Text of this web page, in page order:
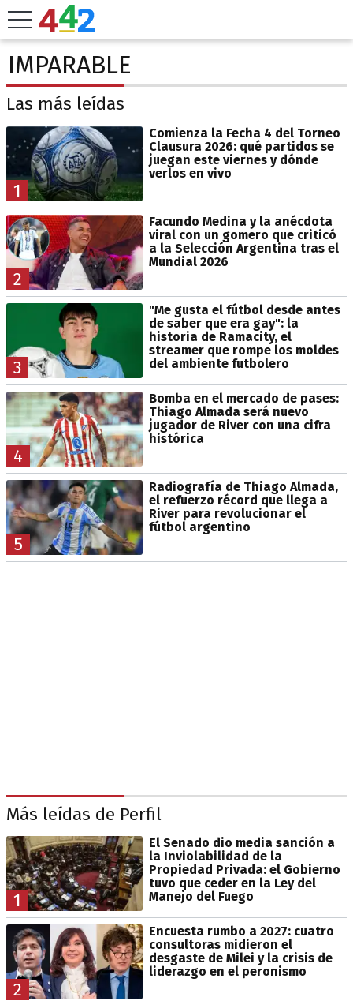
IMPARABLE
Las más leídas
1
Comienza la Fecha 4 del Torneo
Clausura 2026: qué partidos se
juegan este viernes y dónde
verlos en vivo
2
Facundo Medina y la anécdota
viral con un gomero que criticó
a la Selección Argentina tras el
Mundial 2026
3
"Me gusta el fútbol desde antes
de saber que era gay": la
historia de Ramacity, el
streamer que rompe los moldes
del ambiente futbolero
4
Bomba en el mercado de pases:
Thiago Almada será nuevo
jugador de River con una cifra
histórica
5
Radiografía de Thiago Almada,
el refuerzo récord que llega a
River para revolucionar el
fútbol argentino
Más leídas de Perfil
1
El Senado dio media sanción a
la Inviolabilidad de la
Propiedad Privada: el Gobierno
tuvo que ceder en la Ley del
Manejo del Fuego
2
Encuesta rumbo a 2027: cuatro
consultoras midieron el
desgaste de Milei y la crisis de
liderazgo en el peronismo